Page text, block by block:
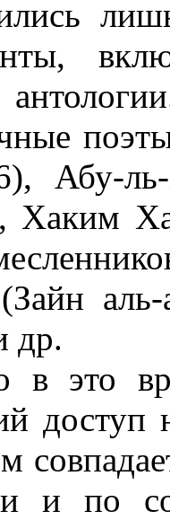
Абу-
Хаким
др.
в это
доступ
и по